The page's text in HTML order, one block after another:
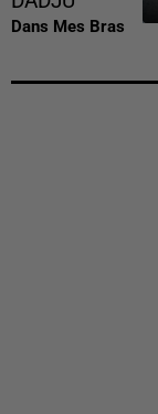
Dans Mes Bras